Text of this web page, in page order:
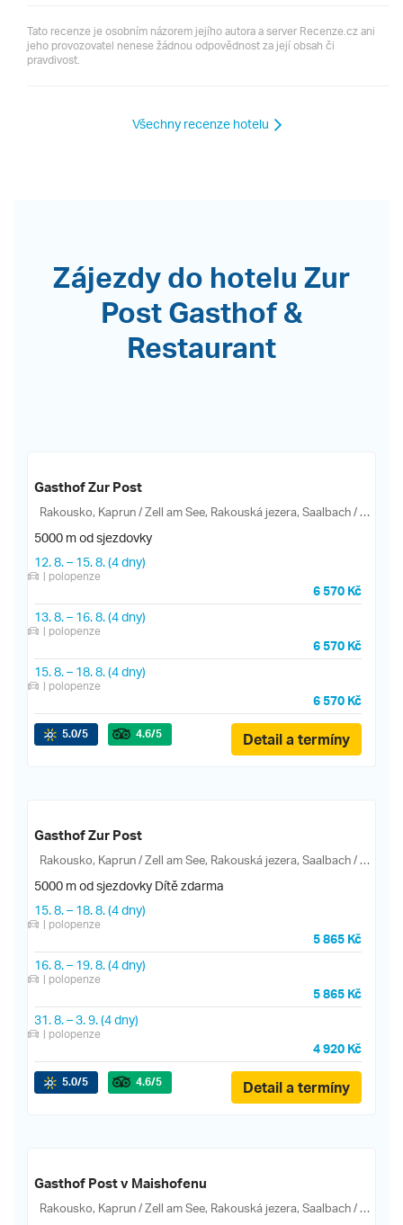
Tato recenze je osobním názorem jejího autora a server Recenze.cz ani
jeho provozovatel nenese žádnou odpovědnost za její obsah či
pravdivost.
Všechny recenze hotelu
Zájezdy do hotelu Zur
Post Gasthof &
Restaurant
Gasthof Zur Post
Rakousko, Kaprun / Zell am See, Rakouská jezera, Saalbach / Leogang, Salcbursko, Zell am See, Maishofen, Schmittenhöhe, Zeller See
5000 m od sjezdovky
12. 8.– 15. 8.(4 dny)
| polopenze
6 570 Kč
13. 8.– 16. 8.(4 dny)
| polopenze
6 570 Kč
15. 8.– 18. 8.(4 dny)
| polopenze
6 570 Kč
5.0/5 4.6/5 Detail a termíny
Gasthof Zur Post
Rakousko, Kaprun / Zell am See, Rakouská jezera, Saalbach / Leogang, Salcbursko, Zell am See, Maishofen, Schmittenhöhe, Zeller See
5000 m od sjezdovky Dítě zdarma
15. 8.– 18. 8.(4 dny)
| polopenze
5 865 Kč
16. 8.– 19. 8.(4 dny)
| polopenze
5 865 Kč
31. 8.–3. 9.(4 dny)
| polopenze
4 920 Kč
5.0/5 4.6/5 Detail a termíny
Gasthof Post v Maishofenu
Rakousko, Kaprun / Zell am See, Rakouská jezera, Saalbach / Leogang, Salcbursko, Zell am See, Maishofen, Schmittenhöhe, Zeller See